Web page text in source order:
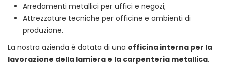
Arredamenti metallici per uffici e negozi;
Attrezzature tecniche per officine e ambienti di
produzione.
La nostra azienda è dotata di una officina interna per la
lavorazione della lamiera e la carpenteria metallica.